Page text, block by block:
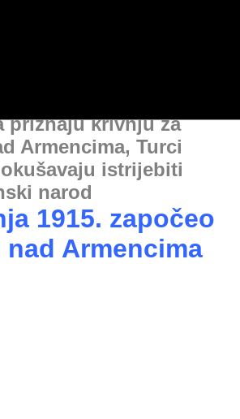
POVIJEST
priznaju krivnju za
Armencima, Turci
istrijebiti
narod
1915. započeo
Armencima